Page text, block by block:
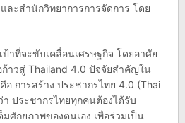
ะสำนักวิทยาการการจัดการ โดย
าที่จะขับเคลื่อนเศรษฐกิจ โดยอาศัย
าวสู่ Thailand 4.0 ปัจจัยสำคัญใน
อ การสร้าง ประชากรไทย 4.0 (Thai
ประชากรไทยทุกคนต้องได้รับ
ศักยภาพของตนเอง เพื่อร่วมเป็น